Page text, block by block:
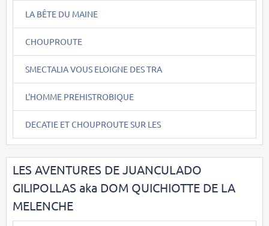
LA BÊTE DU MAINE
CHOUPROUTE
SMECTALIA VOUS ELOIGNE DES TRA
L'HOMME PREHISTROBIQUE
DECATIE ET CHOUPROUTE SUR LES
LES AVENTURES DE JUANCULADO
GILIPOLLAS aka DOM QUICHIOTTE DE LA
MELENCHE